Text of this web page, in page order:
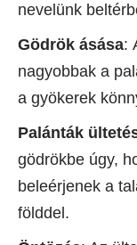
nevelünk
Gödrök ásása:
nagyobbak a
a gyökerek
Palánták
gödrökbe úgy,
beleérjenek a
földdel.